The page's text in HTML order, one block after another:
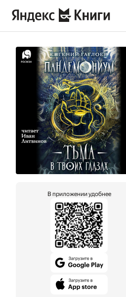
В приложении удобнее